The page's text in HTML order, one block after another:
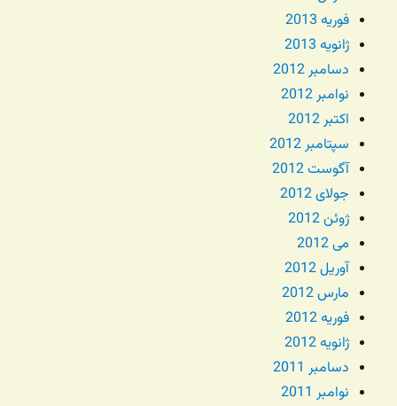
فوریه 2013
ژانویه 2013
دسامبر 2012
نوامبر 2012
اکتبر 2012
سپتامبر 2012
آگوست 2012
جولای 2012
ژوئن 2012
می 2012
آوریل 2012
مارس 2012
فوریه 2012
ژانویه 2012
دسامبر 2011
نوامبر 2011